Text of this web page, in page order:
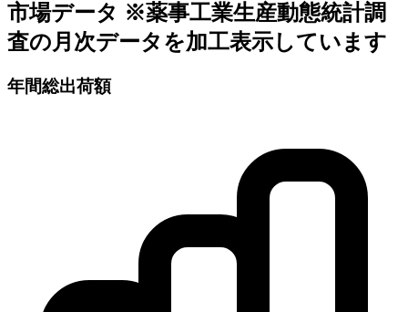
市場データ ※薬事工業生産動態統計調
査の月次データを加工表示しています
年間総出荷額